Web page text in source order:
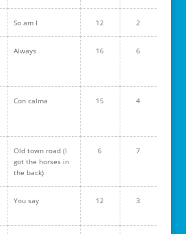
So am I 12 2
Always 16 6
Con calma 15 4
Old town road (I
got the horses in
the back)
6 7
You say 12 3